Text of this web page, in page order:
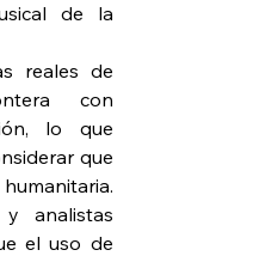
de la
reales de
con
lo que
que
y analistas
el uso de